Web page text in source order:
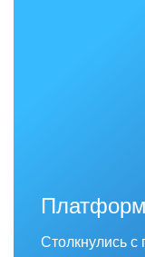
Столкнулись